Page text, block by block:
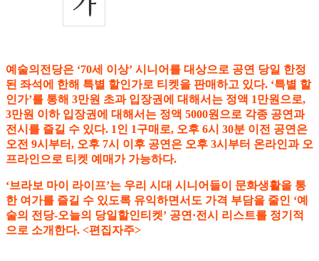
예술의전당은 ‘70세 이상’ 시니어를 대상으로 공연 당일 한정
된 좌석에 한해 특별 할인가로 티켓을 판매하고 있다. ‘특별 할
인가’를 통해 3만원 초과 입장권에 대해서는 정액 1만원으로,
3만원 이하 입장권에 대해서는 정액 5000원으로 각종 공연과
전시를 즐길 수 있다. 1인 1구매로, 오후 6시 30분 이전 공연은
오전 9시부터, 오후 7시 이후 공연은 오후 3시부터 온라인과 오
프라인으로 티켓 예매가 가능하다.
‘브라보 마이 라이프’는 우리 시대 시니어들이 문화생활을 통
한 여가를 즐길 수 있도록 유익하면서도 가격 부담을 줄인 ‘예
술의 전당-오늘의 당일할인티켓’ 공연·전시 리스트를 정기적
으로 소개한다. <편집자주>